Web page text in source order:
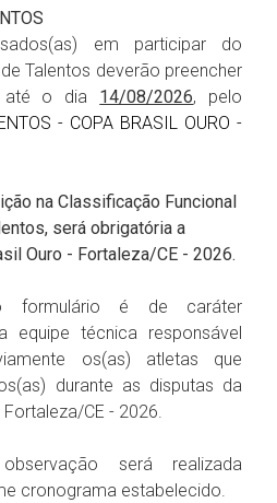
em participar do
Talentos deverão preencher
até o dia 14/08/2026, pelo
- COPA BRASIL OURO -
na Classificação Funcional
será obrigatória a
Ouro - Fortaleza/CE - 2026.
formulário é de caráter
equipe técnica responsável
os(as) atletas que
durante as disputas da
CE - 2026.
será realizada
cronograma estabelecido.